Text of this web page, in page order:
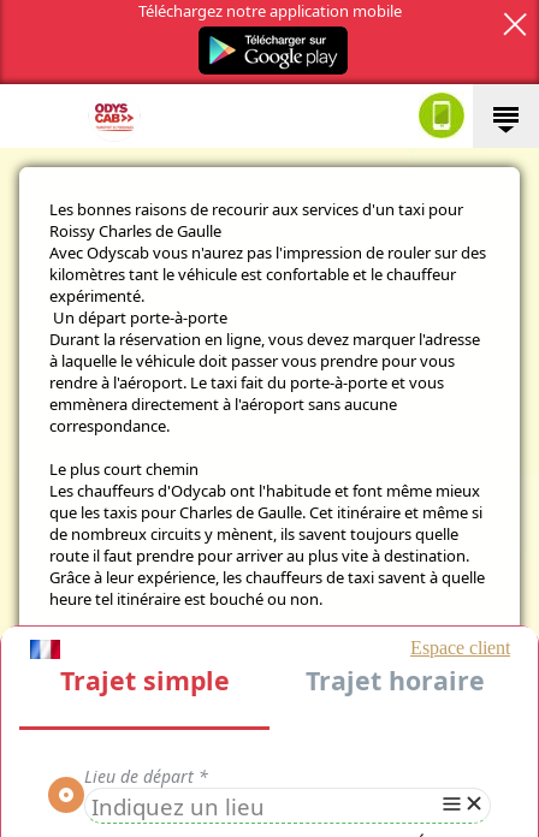
Téléchargez notre application mobile
Les bonnes raisons de recourir aux services d'un taxi pour
Roissy Charles de Gaulle
Avec Odyscab vous n'aurez pas l'impression de rouler sur des
kilomètres tant le véhicule est confortable et le chauffeur
expérimenté.
Un départ porte-à-porte
Durant la réservation en ligne, vous devez marquer l'adresse
à laquelle le véhicule doit passer vous prendre pour vous
rendre à l'aéroport. Le taxi fait du porte-à-porte et vous
emmènera directement à l'aéroport sans aucune
correspondance.
Le plus court chemin
Les chauffeurs d'Odycab ont l'habitude et font même mieux
que les taxis pour Charles de Gaulle. Cet itinéraire et même si
de nombreux circuits y mènent, ils savent toujours quelle
route il faut prendre pour arriver au plus vite à destination.
Grâce à leur expérience, les chauffeurs de taxi savent à quelle
heure tel itinéraire est bouché ou non.
La destination au choix
L'aéroport Roissy-Charles-de-Gaulles dispose de plusieurs
terminaux, Donnez au chauffeur cette information pour qu'il
Dès la réservation, le prix de la course vous sera
communiquée et le chauffeur ne pourra aucunement vous
faire payer un supplément et ce, quelle que soit la durée de la